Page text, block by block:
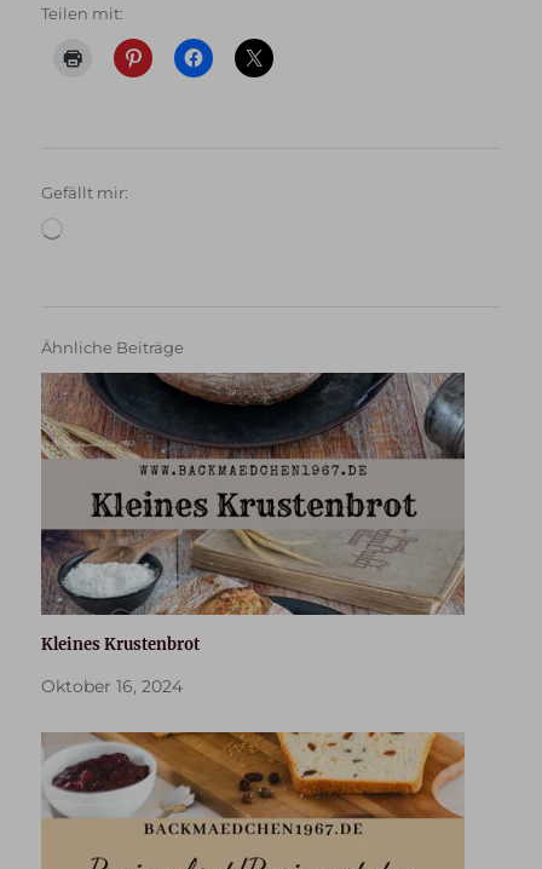
Teilen mit:
Gefällt mir:
Ähnliche Beiträge
Kleines Krustenbrot
Oktober 16, 2024